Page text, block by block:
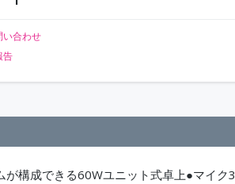
い合わせ
告
構成できる60Wユニット式卓上●マイク3